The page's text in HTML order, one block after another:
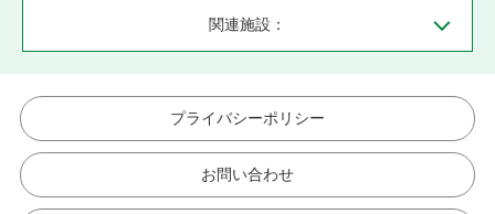
関連施設：
プライバシーポリシー
お問い合わせ